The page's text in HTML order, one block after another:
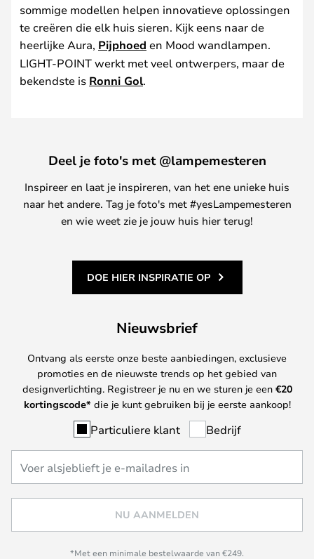
sommige modellen helpen innovatieve oplossingen
te creëren die elk huis sieren. Kijk eens naar de
heerlijke Aura, Pijphoed en Mood wandlampen.
LIGHT-POINT werkt met veel ontwerpers, maar de
bekendste is Ronni Gol.
Deel je foto's met @lampemesteren
Inspireer en laat je inspireren, van het ene unieke huis
naar het andere. Tag je foto's met #yesLampemesteren
en wie weet zie je jouw huis hier terug!
DOE HIER INSPIRATIE OP
Nieuwsbrief
Ontvang als eerste onze beste aanbiedingen, exclusieve
promoties en de nieuwste trends op het gebied van
designverlichting. Registreer je nu en we sturen je een €20
kortingscode* die je kunt gebruiken bij je eerste aankoop!
Particuliere klant Bedrijf
NU AANMELDEN
*Met een minimale bestelwaarde van €249.